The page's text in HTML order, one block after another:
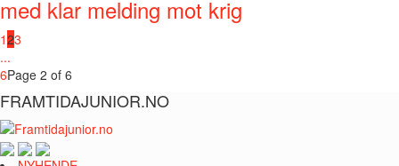
med klar melding mot krig
123
...
6Page 2 of 6
FRAMTIDAJUNIOR.NO